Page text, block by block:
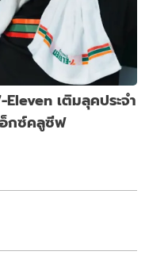
เติมลุคประจำ
อ็กซ์คลูซีฟ